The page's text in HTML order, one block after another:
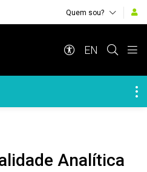
Quem sou?
EN
Analítica